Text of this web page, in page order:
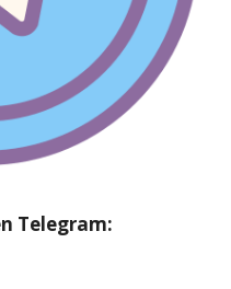
Telegram: